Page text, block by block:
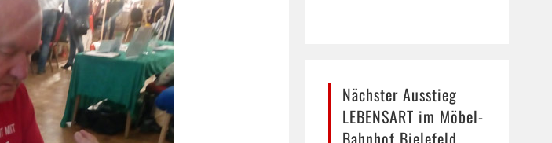
Nächster Ausstieg
LEBENSART im Möbel-
Bahnhof Bielefeld